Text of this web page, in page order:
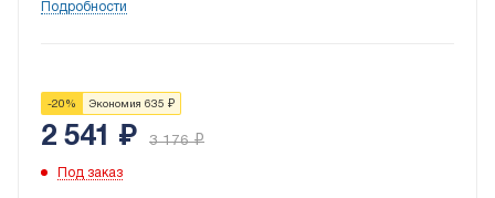
Подробности
-20 % Экономия 635 ₽
2 541 ₽ 3 176₽
Под заказ